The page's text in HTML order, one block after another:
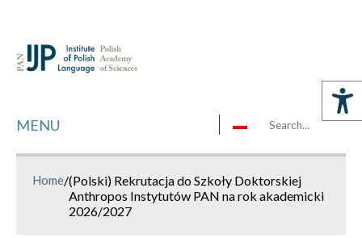
MENU
Home/(Polski) Rekrutacja do Szkoły Doktorskiej
Anthropos Instytutów PAN na rok akademicki
2026/2027